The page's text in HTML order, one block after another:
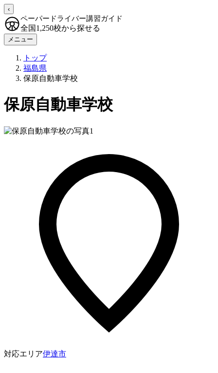
‹
ペーパードライバー講習ガイド
全国1,250校から探せる
メニュー
トップ
福島県
保原自動車学校
保原自動車学校
対応エリア伊達市